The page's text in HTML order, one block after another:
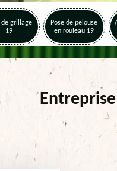
de grillage
19
Pose de pelouse
en rouleau 19